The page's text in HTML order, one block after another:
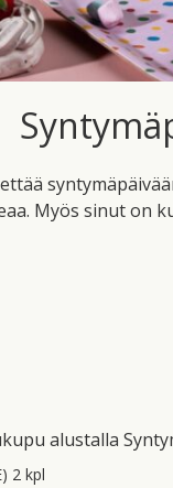
Myös sinut on
alustalla
2 kpl